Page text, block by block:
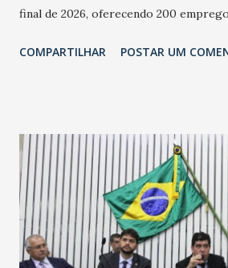
final de 2026, oferecendo 200
Havan Fortaleza ainda não foi
COMPARTILHAR POSTAR UM